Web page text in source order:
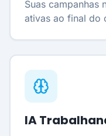
Suas campanhas
ativas ao final do
IA